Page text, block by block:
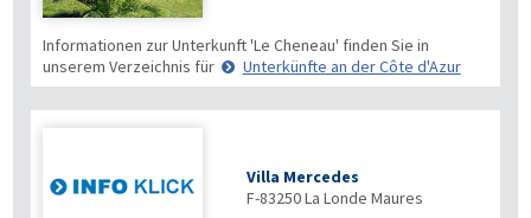
Informationen zur Unterkunft 'Le Cheneau' finden Sie in
unserem Verzeichnis für
Unterkünfte an der Côte d'Azur
Villa Mercedes
F-83250La Londe Maures